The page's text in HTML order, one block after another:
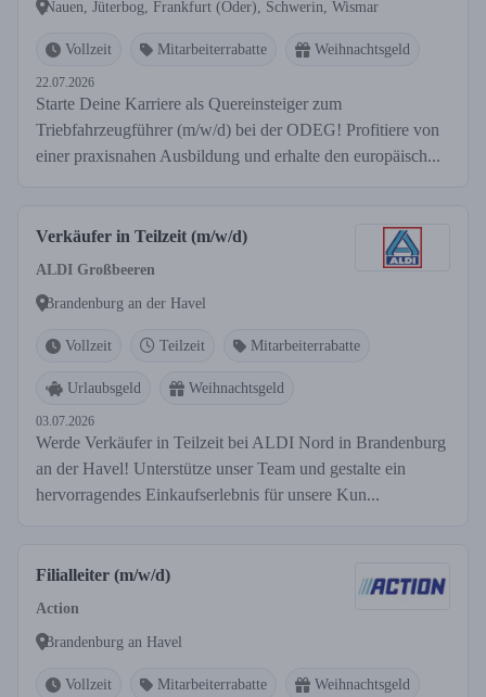
Nauen, Jüterbog, Frankfurt (Oder), Schwerin, Wismar
Vollzeit Mitarbeiterrabatte Weihnachtsgeld
22.07.2026
Starte Deine Karriere als Quereinsteiger zum
Triebfahrzeugführer (m/w/d) bei der ODEG! Profitiere von
einer praxisnahen Ausbildung und erhalte den europäisch...
Verkäufer in Teilzeit (m/w/d)
ALDI Großbeeren
Brandenburg an der Havel
Vollzeit Teilzeit Mitarbeiterrabatte
Urlaubsgeld Weihnachtsgeld
03.07.2026
Werde Verkäufer in Teilzeit bei ALDI Nord in Brandenburg
an der Havel! Unterstütze unser Team und gestalte ein
hervorragendes Einkaufserlebnis für unsere Kun...
Filialleiter (m/w/d)
Action
Brandenburg an Havel
Vollzeit Mitarbeiterrabatte Weihnachtsgeld